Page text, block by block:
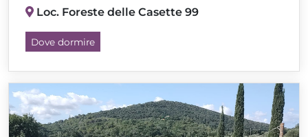
Loc. Foreste delle Casette 99
Dove dormire